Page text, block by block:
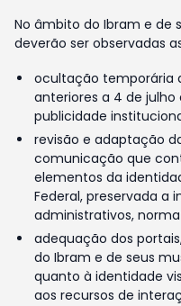
No âmbito do Ibram e de
deverão ser observadas
ocultação temporária
anteriores a 4 de
publicidade
revisão e adaptação
comunicação que
elementos da
Federal, preservada a
administrativos,
adequação dos
do Ibram e de seus
quanto à identidade
aos recursos de